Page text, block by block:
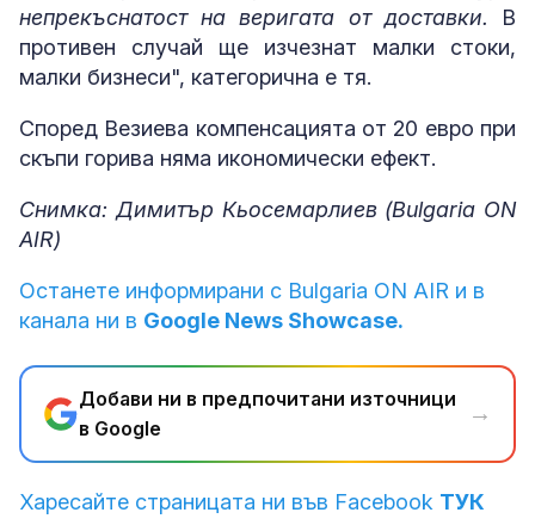
непрекъснатост на веригата от доставки. В
противен случай ще изчезнат малки стоки,
малки бизнеси", категорична е тя.
Според Везиева компенсацията от 20 евро при
скъпи горива няма икономически ефект.
Снимка: Димитър Кьосемарлиев (Bulgaria ON
AIR)
Останете информирани с Bulgaria ON AIR и в
канала ни в Google News Showcase.
Добави ни в предпочитани източници
в Google
→
Харесайте страницата ни във Facebook ТУК